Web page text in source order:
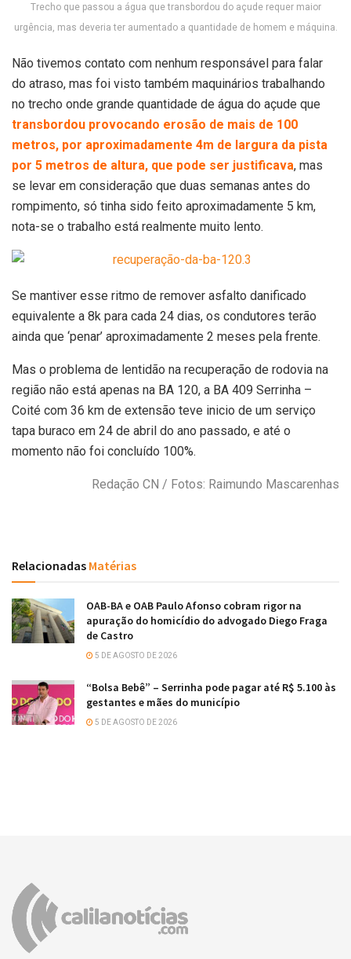
Trecho que passou a água que transbordou do açude requer maior
urgência, mas deveria ter aumentado a quantidade de homem e máquina.
Não tivemos contato com nenhum responsável para falar
do atraso, mas foi visto também maquinários trabalhando
no trecho onde grande quantidade de água do açude que
transbordou provocando erosão de mais de 100
metros, por aproximadamente 4m de largura da pista
por 5 metros de altura, que pode ser justificava, mas
se levar em consideração que duas semanas antes do
rompimento, só tinha sido feito aproximadamente 5 km,
nota-se o trabalho está realmente muito lento.
Se mantiver esse ritmo de remover asfalto danificado
equivalente a 8k para cada 24 dias, os condutores terão
ainda que ‘penar’ aproximadamente 2 meses pela frente.
Mas o problema de lentidão na recuperação de rodovia na
região não está apenas na BA 120, a BA 409 Serrinha –
Coité com 36 km de extensão teve inicio de um serviço
tapa buraco em 24 de abril do ano passado, e até o
momento não foi concluído 100%.
Redação CN / Fotos: Raimundo Mascarenhas
Relacionadas Matérias
OAB-BA e OAB Paulo Afonso cobram rigor na
apuração do homicídio do advogado Diego Fraga
de Castro
5 DE AGOSTO DE 2026
“Bolsa Bebê” – Serrinha pode pagar até R$ 5.100 às
gestantes e mães do município
5 DE AGOSTO DE 2026